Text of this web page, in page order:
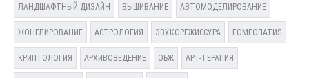
ЛАНДШАФТНЫЙ ДИЗАЙН ВЫШИВАНИЕ АВТОМОДЕЛИРОВАНИЕ
ЖОНГЛИРОВАНИЕ АСТРОЛОГИЯ ЗВУКОРЕЖИССУРА ГОМЕОПАТИЯ
КРИПТОЛОГИЯ АРХИВОВЕДЕНИЕ ОБЖ АРТ-ТЕРАПИЯ